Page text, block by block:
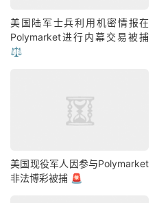
美国陆军士兵利用机密情报在
Polymarket进行内幕交易被捕
⚖️
美国现役军人因参与Polymarket
非法博彩被捕 🚨